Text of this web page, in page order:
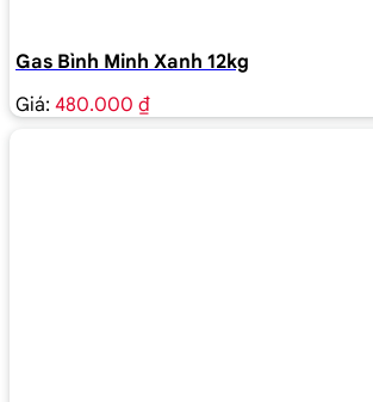
Gas Bình Minh Xanh 12kg
Giá: 480.000 ₫